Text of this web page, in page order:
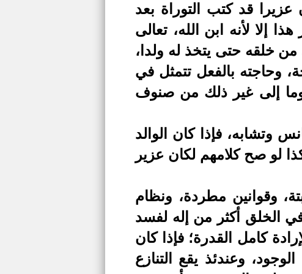
قد كتب التوراة بعد
إلا لأنه ابن الله، تعالى
من خلقه حتى يتخذ له ولدا،
وحاجته بالفعل تتمثل في
وما إلى غير ذلك من صنوف
وتشابه، فإذا كان الوالد
لو صح كلامهم لكان عزير
وقوانين مطردة، ونظام
الخلق أكثر من إله لفسد
كامل القدرة؛ فإذا كان
وعندئذ يقع التنازع